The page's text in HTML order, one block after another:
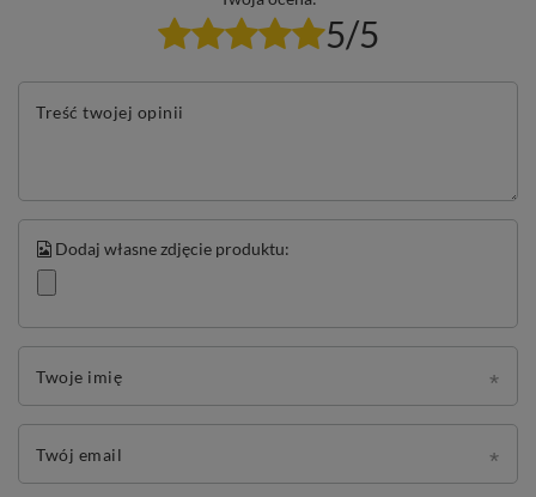
5/5
Treść twojej opinii
Dodaj własne zdjęcie produktu:
Twoje imię
Twój email